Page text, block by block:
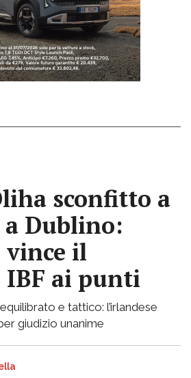
sconfitto a
Dublino:
vince il
ai punti
e tattico: l’irlandese
giudizio unanime